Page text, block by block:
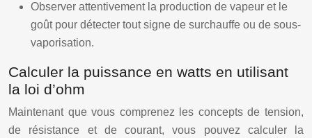
Observer attentivement la production de vapeur et le
goût pour détecter tout signe de surchauffe ou de sous-
vaporisation.
Calculer la puissance en watts en utilisant
la loi d’ohm
Maintenant que vous comprenez les concepts de tension,
de résistance et de courant, vous pouvez calculer la